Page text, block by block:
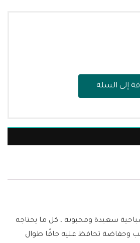
إلى السلة
سعيدة ومحبوبة ، كل ما يحتاجه
وحفاضة تحافظ عليه جافًا طوال